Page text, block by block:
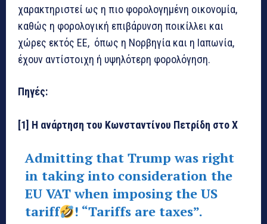
χαρακτηριστεί ως η πιο φορολογημένη οικονομία,
καθώς η φορολογική επιβάρυνση ποικίλλει και
χώρες εκτός ΕΕ, όπως η Νορβηγία και η Ιαπωνία,
έχουν αντίστοιχη ή υψηλότερη φορολόγηση.
Πηγές:
[1] Η ανάρτηση του Κωνσταντίνου Πετρίδη στο Χ
Admitting that Trump was right
in taking into consideration the
EU VAT when imposing the US
tariff
! “Tariffs are taxes”.